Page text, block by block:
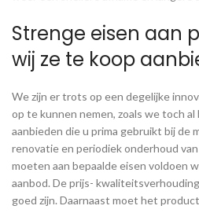
Strenge eisen aan
wij ze te koop
We zijn er trots op een degelijke
op te kunnen nemen, zoals we toch
aanbieden die u prima gebruikt bij de
renovatie en periodiek onderhoud
moeten aan bepaalde eisen voldoen
aanbod. De prijs-
goed zijn. Daarnaast moet het